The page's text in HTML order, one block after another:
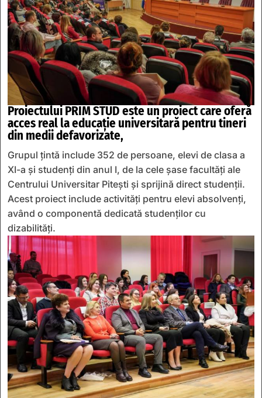
Proiectului PRIM STUD este un proiect care oferă
acces real la educație universitară pentru tineri
din medii defavorizate,
Grupul țintă include 352 de persoane, elevi de clasa a
XI-a și studenți din anul I, de la cele șase facultăți ale
Centrului Universitar Pitești și sprijină direct studenții.
Acest proiect include activități pentru elevi absolvenți,
având o componentă dedicată studenților cu
dizabilități.